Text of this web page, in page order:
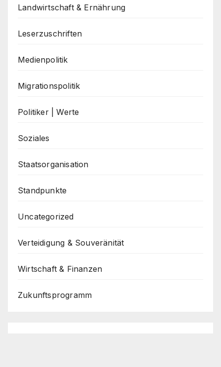
Landwirtschaft & Ernährung
Leserzuschriften
Medienpolitik
Migrationspolitik
Politiker | Werte
Soziales
Staatsorganisation
Standpunkte
Uncategorized
Verteidigung & Souveränität
Wirtschaft & Finanzen
Zukunftsprogramm